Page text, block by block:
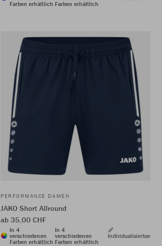
Farben erhältlich Farben erhältlich
PERFORMANCE DAMEN
JAKO Short Allround
ab 35,00 CHF
In 4
verschiedenen
Farben erhältlich
In 4
verschiedenen
Farben erhältlich
Individualisierbar